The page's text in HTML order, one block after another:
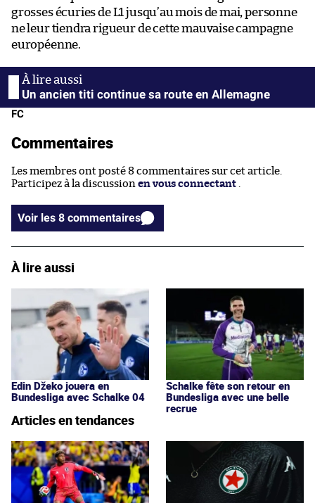
grosses écuries de L1 jusqu’au mois de mai, personne
ne leur tiendra rigueur de cette mauvaise campagne
européenne.
Un ancien titi continue sa route en Allemagne
FC
Commentaires
Les membres ont posté 8 commentaires sur cet article.
Participez à la discussion en vous connectant
Voir les 8 commentaires
À lire aussi
Edin Džeko jouera en
Bundesliga avec Schalke 04
Schalke fête son retour en
Bundesliga avec une belle
recrue
Articles en tendances